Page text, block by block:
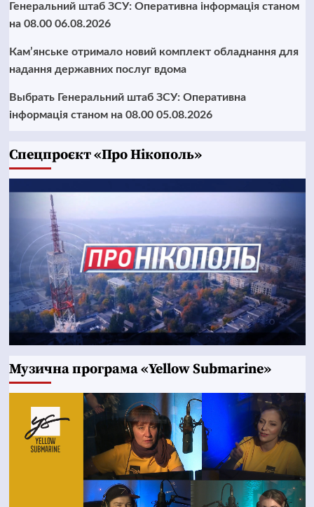
Генеральний штаб ЗСУ: Оперативна інформація станом
на 08.00 06.08.2026
Кам’янське отримало новий комплект обладнання для
надання державних послуг вдома
Выбрать Генеральний штаб ЗСУ: Оперативна
інформація станом на 08.00 05.08.2026
Cпецпроєкт «Про Нікополь»
Музична програма «Yellow Submarine»